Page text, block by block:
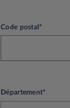
Code postal*
Département*